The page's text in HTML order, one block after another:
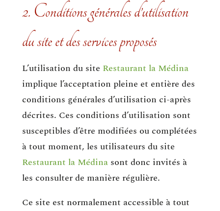
2. Conditions générales d’utilisation
du site et des services proposés
L’utilisation du site Restaurant la Médina
implique l’acceptation pleine et entière des
conditions générales d’utilisation ci-après
décrites. Ces conditions d’utilisation sont
susceptibles d’être modifiées ou complétées
à tout moment, les utilisateurs du site
Restaurant la Médinasont donc invités à
les consulter de manière régulière.
Ce site est normalement accessible à tout